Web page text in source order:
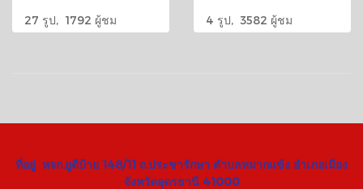
27 รูป, 1792 ผู้ชม 4 รูป, 3582 ผู้ชม
ที่อยู่ หจก.ยูดีป้าย 148/11 ถ.ประชารักษา ตำบลหมากแข้ง อำเภอเมือง
จังหวัดอุดรธานี 41000